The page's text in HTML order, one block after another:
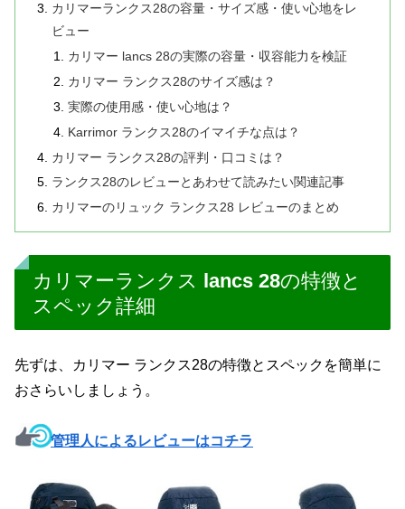
カリマーランクス28の容量・サイズ感・使い心地をレ
ビュー
カリマー lancs 28の実際の容量・収容能力を検証
カリマー ランクス28のサイズ感は？
実際の使用感・使い心地は？
Karrimor ランクス28のイマイチな点は？
カリマー ランクス28の評判・口コミは？
ランクス28のレビューとあわせて読みたい関連記事
カリマーのリュック ランクス28 レビューのまとめ
カリマーランクス lancs 28の特徴と
スペック詳細
先ずは、カリマー ランクス28の特徴とスペックを簡単に
おさらいしましょう。
管理人によるレビューはコチラ